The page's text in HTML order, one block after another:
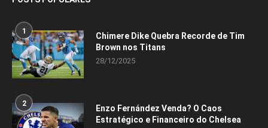
1
Chimere Dike Quebra Recorde de Tim
Brown nos Titans
28/12/2025
2
Enzo Fernández Venda? O Caos
Estratégico e Financeiro do Chelsea